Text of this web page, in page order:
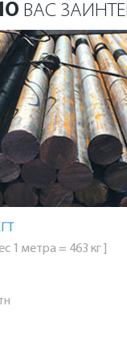
ВАС
1 метра = 463 кг ]